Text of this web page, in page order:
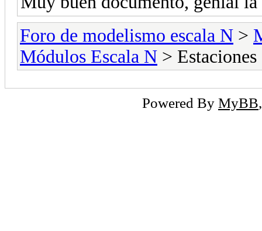
Foro de modelismo escala N >
Módulos Escala N >
Powered By MyBB